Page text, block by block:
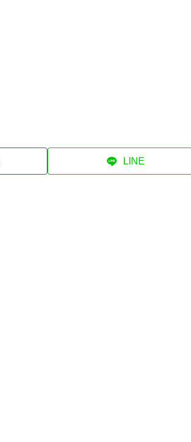
LINE